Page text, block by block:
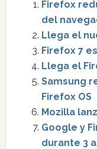
Firefox
del
Llega el
Firefox 7
Llega el
Samsung
Firefox OS
Mozilla
Google y
durante 3